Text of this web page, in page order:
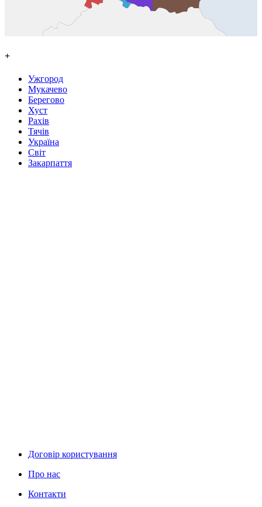
+
Ужгород
Мукачево
Берегово
Хуст
Рахів
Тячів
Україна
Світ
Закарпаття
Договір користування
Про нас
Контакти